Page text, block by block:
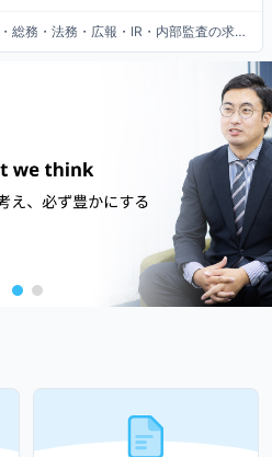
総務/専門店(食品関連)業界の人事・総務・法務・広報・IR・内部監査の求人の詳細